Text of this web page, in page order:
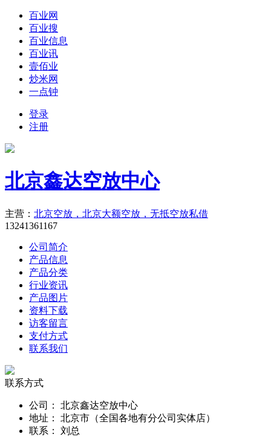
百业网
百业搜
百业信息
百业讯
壹佰业
炒米网
一点钟
登录
注册
北京鑫达空放中心
主营： 北京空放，北京大额空放，无抵空放私借
13241361167
公司简介
产品信息
产品分类
行业资讯
产品图片
资料下载
访客留言
支付方式
联系我们
联系方式
公司：
北京鑫达空放中心
地址：
北京市（全国各地有分公司实体店）
联系：
刘总